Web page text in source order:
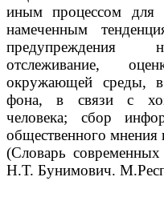
иным процессом для
намеченным
предупреждения
отслеживание,
окружающей среды,
фона, в связи с
человека; сбор
общественного мнения
(Словарь
Н.Т. Бунимович.